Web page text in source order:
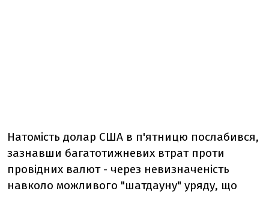
Натомість долар США в п'ятницю послабився,
зазнавши багатотижневих втрат проти
провідних валют - через невизначеність
навколо можливого "шатдауну" уряду, що